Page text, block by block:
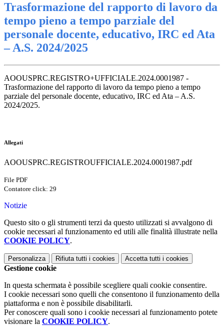
Trasformazione del rapporto di lavoro da
tempo pieno a tempo parziale del
personale docente, educativo, IRC ed Ata
– A.S. 2024/2025
AOOUSPRC.REGISTRO+UFFICIALE.2024.0001987 -
Trasformazione del rapporto di lavoro da tempo pieno a tempo
parziale del personale docente, educativo, IRC ed Ata – A.S.
2024/2025.
Allegati
AOOUSPRC.REGISTROUFFICIALE.2024.0001987.pdf
File PDF
Contatore click: 29
Notizie
Questo sito o gli strumenti terzi da questo utilizzati si avvalgono di
cookie necessari al funzionamento ed utili alle finalità illustrate nella
COOKIE POLICY.
Personalizza Rifiuta tutti i cookies Accetta tutti i cookies
Gestione cookie
In questa schermata è possibile scegliere quali cookie consentire.
I cookie necessari sono quelli che consentono il funzionamento della
piattaforma e non è possibile disabilitarli.
Per conoscere quali sono i cookie necessari al funzionamento potete
visionare la COOKIE POLICY.